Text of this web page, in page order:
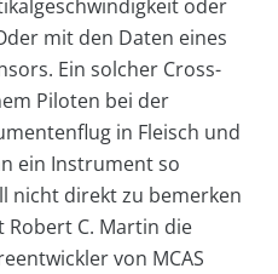
oder
mit den Daten eines
Ein solcher Cross-
Piloten bei der
in Fleisch und
ein Instrument so
nicht direkt zu bemerken
Robert C. Martin die
von MCAS